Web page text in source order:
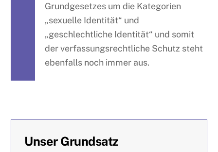
Grundgesetzes um die Kategorien
„sexuelle Identität“ und
„geschlechtliche Identität“ und somit
der verfassungsrechtliche Schutz steht
ebenfalls noch immer aus.
Unser Grundsatz